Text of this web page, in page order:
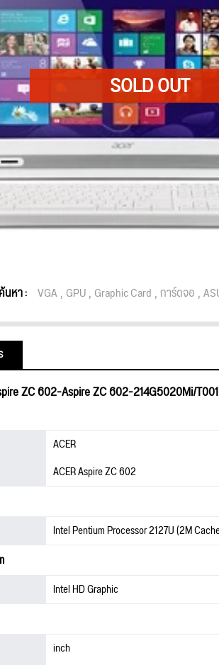
นหา : VGA GPU Graphic Card การ์ดจอ
ZC 602-Aspire ZC 602-214G5020Mi/T001
ACER
ACER Aspire ZC 602
Intel Pentium Processor 2127U (2M
Intel HD Graphic
inch